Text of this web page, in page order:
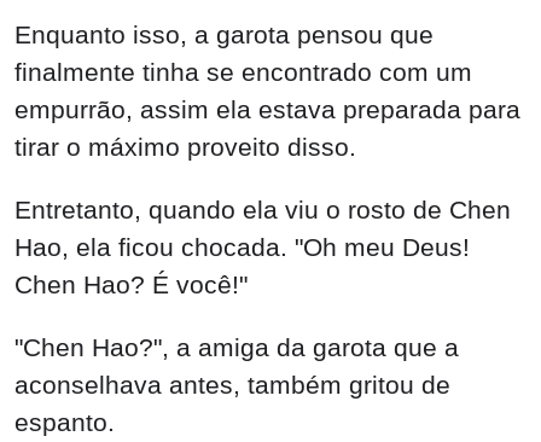
Enquanto isso, a garota pensou que
finalmente tinha se encontrado com um
empurrão, assim ela estava preparada para
tirar o máximo proveito disso.
Entretanto, quando ela viu o rosto de Chen
Hao, ela ficou chocada. "Oh meu Deus!
Chen Hao? É você!"
"Chen Hao?", a amiga da garota que a
aconselhava antes, também gritou de
espanto.